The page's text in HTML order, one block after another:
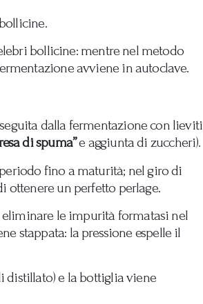
bollicine: mentre nel metodo
avviene in autoclave.
dalla fermentazione con lieviti
di spuma”e aggiunta di zuccheri).
fino a maturità; nel giro di
ottenere un perfetto perlage.
le impurità formatasi nel
stappata: la pressione espelle il
distillato) e la bottiglia viene